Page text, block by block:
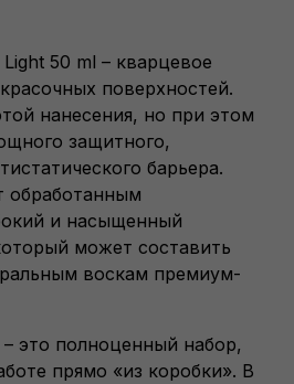
50 ml – кварцевое
поверхностей.
нанесения, но при этом
защитного,
барьера.
обработанным
и насыщенный
может составить
воскам премиум-
– это полноценный набор,
прямо «из коробки». В